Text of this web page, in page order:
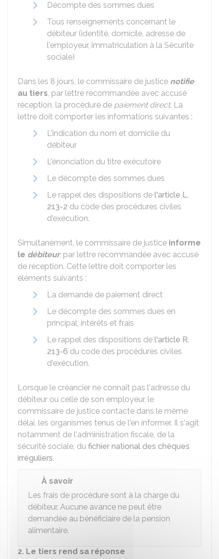
Décompte des sommes dues
Tous renseignements concernant le
débiteur (identité, domicile, adresse de
l'employeur, immatriculation à la Sécurité
sociale)
Dans les 8 jours, le commissaire de justice notifie
au tiers, par lettre recommandée avec accusé
réception, la procédure de paiement direct. La
lettre doit comporter les informations suivantes :
L'indication du nom et domicile du
débiteur
L'énonciation du titre exécutoire
Le décompte des sommes dues
Le rappel des dispositions de l'article L.
213-2 du code des procédures civiles
d'exécution.
Simultanément, le commissaire de justice informe
le débiteur, par lettre recommandée avec accusé
de réception. Cette lettre doit comporter les
éléments suivants :
La demande de paiement direct
Le décompte des sommes dues en
principal, intérêts et frais
Le rappel des dispositions de l'article R.
213-6 du code des procédures civiles
d'exécution.
Lorsque le créancier ne connaît pas l'adresse du
débiteur ou celle de son employeur, le
commissaire de justice contacte dans le même
délai, les organismes tenus de l'en informer. Il s'agit
notamment de l'administration fiscale, de la
sécurité sociale, du fichier national des chèques
irréguliers.
À savoir
Les frais de procédure sont à la charge du
débiteur. Aucune avance ne peut être
demandée au bénéficiaire de la pension
alimentaire.
2. Le tiers rend sa réponse